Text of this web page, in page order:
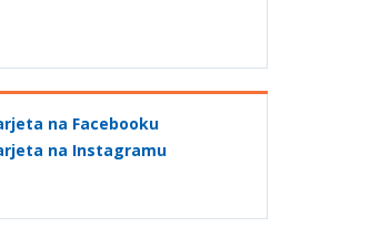
na Facebooku
na Instagramu